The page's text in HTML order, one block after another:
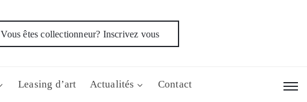
Vous êtes collectionneur? Inscrivez vous
Leasing d’art Actualités Contact